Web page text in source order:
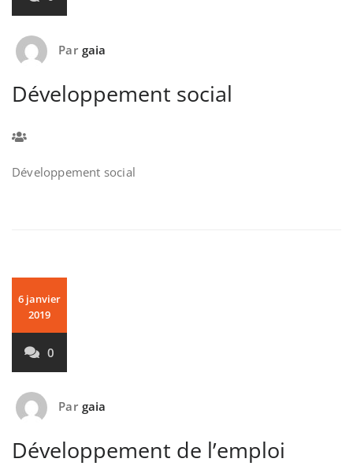
Par gaia
Développement social
Développement social
6 janvier
2019
0
Par gaia
Développement de l’emploi